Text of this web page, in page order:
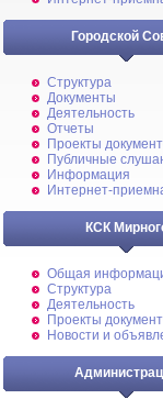
Городской
Структура
Документы
Деятельность
Отчеты
Проекты
Публичные
Информация
Интернет-
КСК
Общая
Структура
Деятельность
Проекты
Новости и